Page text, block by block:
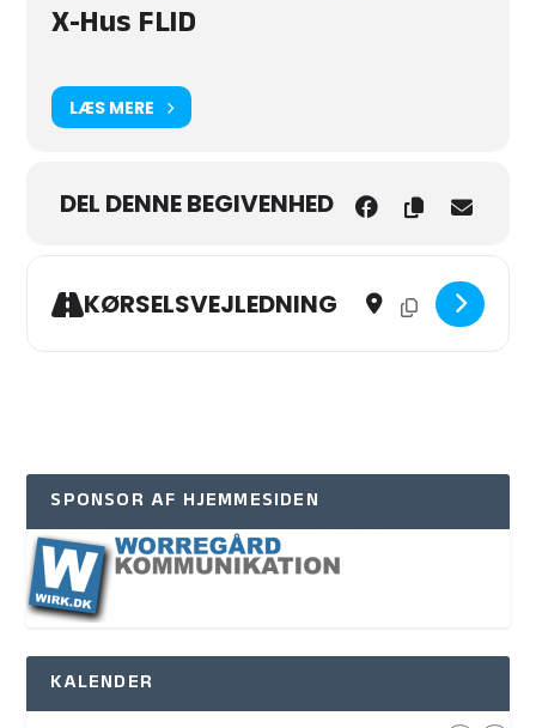
X-Hus FLID
LÆS MERE
DEL DENNE BEGIVENHED
KØRSELSVEJLEDNING Address - X-HUS-FLID -
Destination
SPONSOR AF HJEMMESIDEN
KALENDER